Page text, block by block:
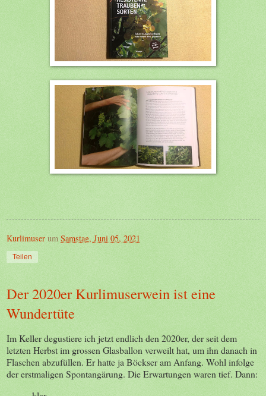
Kurlimuser umSamstag, Juni 05, 2021
Teilen
Der 2020er Kurlimuserwein ist eine
Wundertüte
Im Keller degustiere ich jetzt endlich den 2020er, der seit dem
letzten Herbst im grossen Glasballon verweilt hat, um ihn danach in
Flaschen abzufüllen. Er hatte ja Böckser am Anfang. Wohl infolge
der erstmaligen Spontangärung. Die Erwartungen waren tief. Dann: